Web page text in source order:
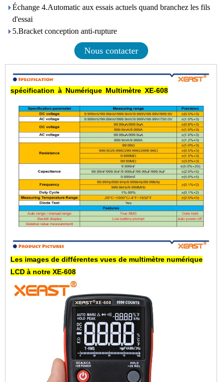
Échange 4.Automatic aux essais actuels quand branchez les fils
d'essai
5.Bracket conception anti-rupture
Nous contacter
spécification à Numérique Multimètre XE-608
Les images de différentes vues de multimètre numérique
LCD à notre XE-608